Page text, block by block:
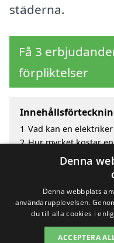
städerna.
Få 3
förpliktelser
1 Vad kan en
2 Hur mycket kostar
Fördelar med att
Sök efter en skicklig
Denna
Denna webbplats
användarupplevelsen.
du till alla cookies i
ACCEPTERA